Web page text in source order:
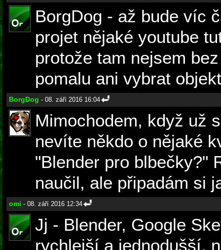
BorgDog - až bude víc
projet nějaké youtube
protože tam nejsem
pomalu ani vybrat
BorgDog - 08. září 2016 16:04
Mimochodem, když už
nevíte někdo o nějaké
"Blender pro blbečky?"
naučil, ale připadám si
omi - 08. září 2016 12:34
Jj - Blender, Google
rychlejší a jednodušší,